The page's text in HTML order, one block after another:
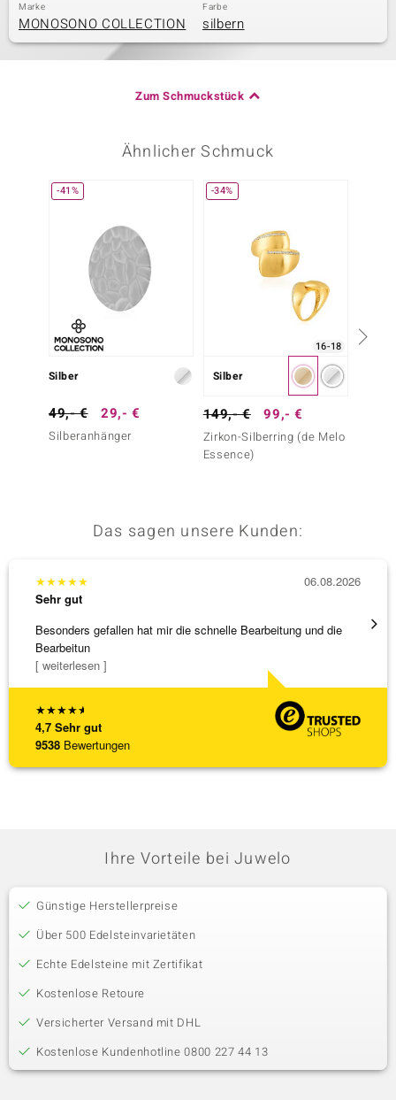
Marke
MONOSONO COLLECTION
Farbe
silbern
Zum Schmuckstück
Ähnlicher Schmuck
-41%
Silber
49,- € 29,- €
Silberanhänger
-34%
16-18
Silber
149,- € 99,- €
Zirkon-Silberring (de Melo
Essence)
Das sagen unsere Kunden:
★★★★★
4,7 Sehr gut
9538 Bewertungen
★★★★★
Sehr gut
Besonders gefallen hat mir die schnelle Bearbeitung und die
Bearbeitun
[ weiterlesen ]
06.08.2026
Ihre Vorteile bei Juwelo
Günstige Herstellerpreise
Über 500 Edelsteinvarietäten
Echte Edelsteine mit Zertifikat
Kostenlose Retoure
Versicherter Versand mit DHL
Kostenlose Kundenhotline 0800 227 44 13